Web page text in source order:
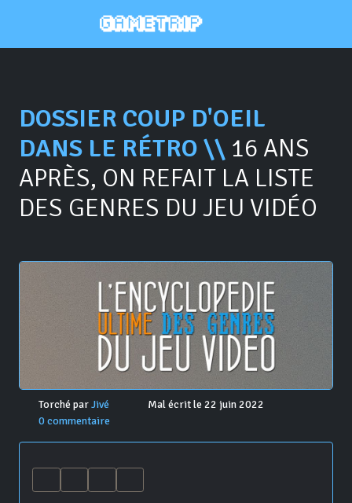
DOSSIER COUP D'OEIL
DANS LE RÉTRO \\ 16 ANS
APRÈS, ON REFAIT LA LISTE
DES GENRES DU JEU VIDÉO
Torché parJivé
Mal écrit le 22 juin 2022
0 commentaire